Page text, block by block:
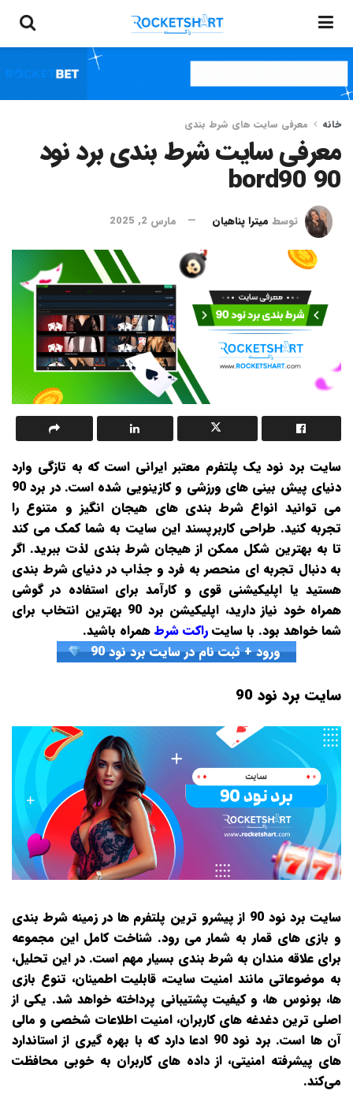
خانه معرفی سایت های شرط بندی
معرفی سایت شرط بندی برد نود
90 bord90
توسط میترا پناهیان مارس 2, 2025
سایت برد نود یک پلتفرم معتبر ایرانی است که به تازگی وارد
دنیای پیش‌ بینی‌ های ورزشی و کازینویی شده است. در برد 90
می‌ توانید انواع شرط‌ بندی‌ های هیجان‌ انگیز و متنوع را
تجربه کنید. طراحی کاربرپسند این سایت به شما کمک می‌ کند
تا به بهترین شکل ممکن از هیجان شرط‌ بندی لذت ببرید. اگر
به دنبال تجربه‌ ای منحصر به ‌فرد و جذاب در دنیای شرط‌ بندی
هستید یا اپلیکیشنی قوی و کارآمد برای استفاده در گوشی
همراه خود نیاز دارید، اپلیکیشن برد 90 بهترین انتخاب برای
شما خواهد بود. با سایت راکت شرط همراه باشید.
ورود + ثبت نام در سایت برد نود 90
سایت برد نود 90
سایت برد نود 90 از پیشرو ترین پلتفرم‌ ها در زمینه شرط‌ بندی
و بازی‌ های قمار به شمار می‌ رود. شناخت کامل این مجموعه
برای علاقه‌ مندان به شرط‌ بندی بسیار مهم است. در این تحلیل،
به موضوعاتی مانند امنیت سایت، قابلیت اطمینان، تنوع بازی‌
ها، بونوس‌ ها، و کیفیت پشتیبانی پرداخته خواهد شد. یکی از
اصلی‌ ترین دغدغه‌ های کاربران، امنیت اطلاعات شخصی و مالی
آن‌ ها است. برد نود 90 ادعا دارد که با بهره‌ گیری از استاندارد
های پیشرفته امنیتی، از داده‌ های کاربران به‌ خوبی محافظت
می‌کند.